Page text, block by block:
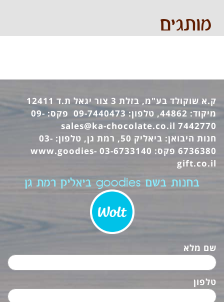
מותגים
ק.א שוקולד בע"מ, בזלת 3 צור יגאל ת.ד 12411
מיקוד: 44862, טלפון: 09-7440473 פקס: 09-
7442770
sales@ka-chocolate.co.il
חנות היבואן: ביאליק 50, רמת גן, טלפון: 03-
6736380 פקס: 03-6733140
www.goodies-
gift.co.il
בחנות בשם goodies ביאליק רמת גן
שם מלא
טלפון